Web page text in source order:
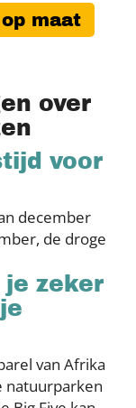
maat
over
voor
december
de droge
je zeker
van Afrika
natuurparken